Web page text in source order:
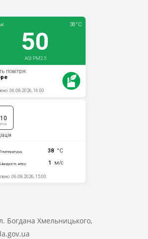
Богдана Хмельницького,